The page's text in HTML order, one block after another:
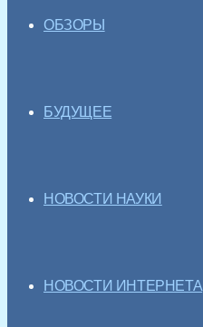
ОБЗОРЫ
БУДУЩЕЕ
НОВОСТИ НАУКИ
НОВОСТИ ИНТЕРНЕТА